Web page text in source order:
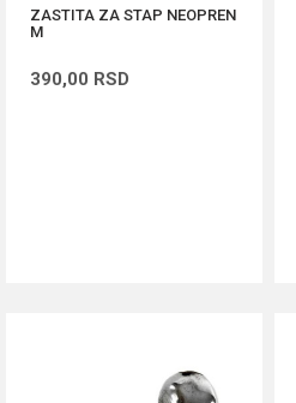
ZASTITA ZA STAP NEOPREN
M
390,00 RSD